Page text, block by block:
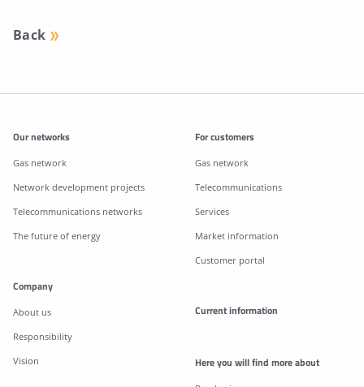
Back
Additonal information
Our networks
Gas network
Network development projects
Telecommunications networks
The future of energy
For customers
Gas network
Telecommunications
Services
Market information
Customer portal
Company
About us
Responsibility
Vision
Current information
Here you will find more about